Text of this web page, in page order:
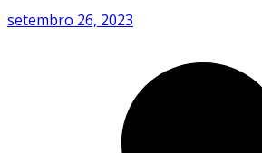
setembro 26, 2023